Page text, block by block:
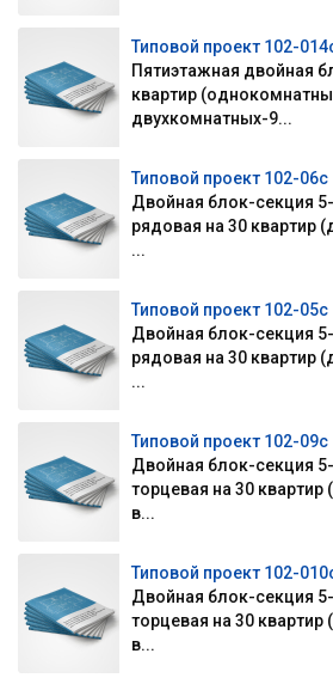
Типовой проект 102-
Пятиэтажная двойная
квартир
двухкомнатных-9...
Типовой проект 102-06с
Двойная блок-секция
рядовая на 30 квартир
...
Типовой проект 102-05с
Двойная блок-секция
рядовая на 30 квартир
...
Типовой проект 102-09с
Двойная блок-секция
торцевая на 30 квартир
в...
Типовой проект 102-
Двойная блок-секция
торцевая на 30 квартир
в...